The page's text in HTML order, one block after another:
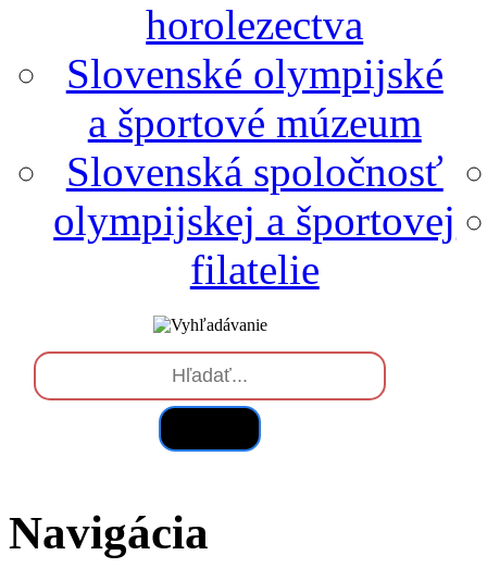
horolezectva
Slovenské olympijské
a športové múzeum
Slovenská spoločnosť
olympijskej a športovej
filatelie
Navigácia